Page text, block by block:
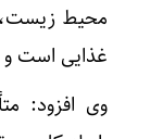
محیط زیست،
غذایی است و
وی افزود: